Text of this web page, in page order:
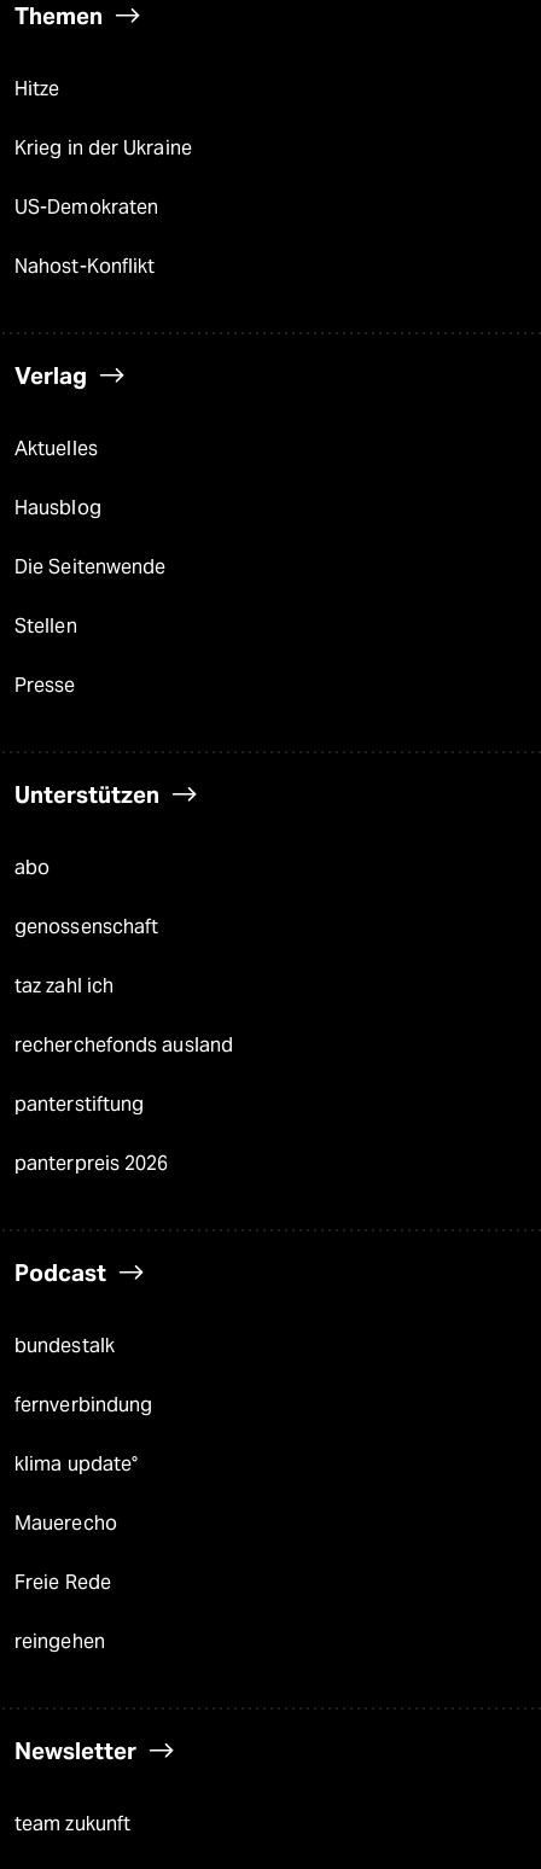
Themen
Hitze
Krieg in der Ukraine
US-Demokraten
Nahost-Konflikt
Verlag
Aktuelles
Hausblog
Die Seitenwende
Stellen
Presse
Unterstützen
abo
genossenschaft
taz zahl ich
recherchefonds ausland
panterstiftung
panterpreis 2026
Podcast
bundestalk
fernverbindung
klima update°
Mauerecho
Freie Rede
reingehen
Newsletter
team zukunft